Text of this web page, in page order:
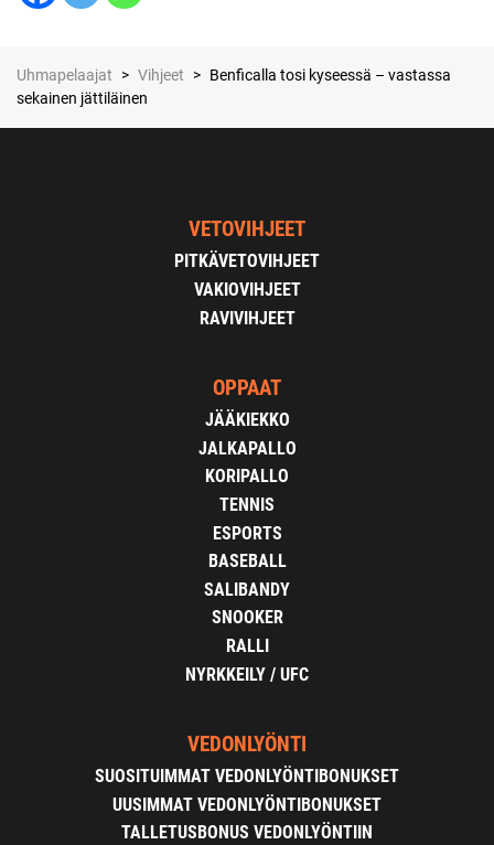
Uhmapelaajat > Vihjeet > Benficalla tosi kyseessä – vastassa
sekainen jättiläinen
VETOVIHJEET
PITKÄVETOVIHJEET
VAKIOVIHJEET
RAVIVIHJEET
OPPAAT
JÄÄKIEKKO
JALKAPALLO
KORIPALLO
TENNIS
ESPORTS
BASEBALL
SALIBANDY
SNOOKER
RALLI
NYRKKEILY / UFC
VEDONLYÖNTI
SUOSITUIMMAT VEDONLYÖNTIBONUKSET
UUSIMMAT VEDONLYÖNTIBONUKSET
TALLETUSBONUS VEDONLYÖNTIIN